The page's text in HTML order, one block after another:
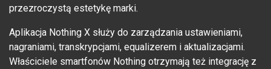
przezroczystą estetykę marki.
Aplikacja Nothing X służy do zarządzania ustawieniami,
nagraniami, transkrypcjami, equalizerem i aktualizacjami.
Właściciele smartfonów Nothing otrzymają też integrację z